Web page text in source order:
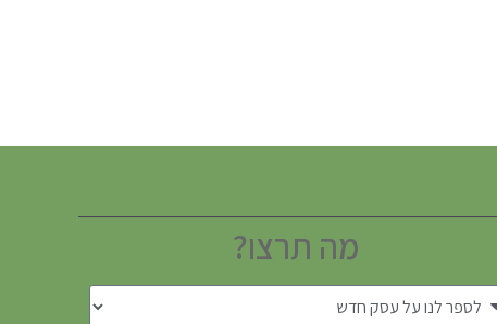
מה תרצו?